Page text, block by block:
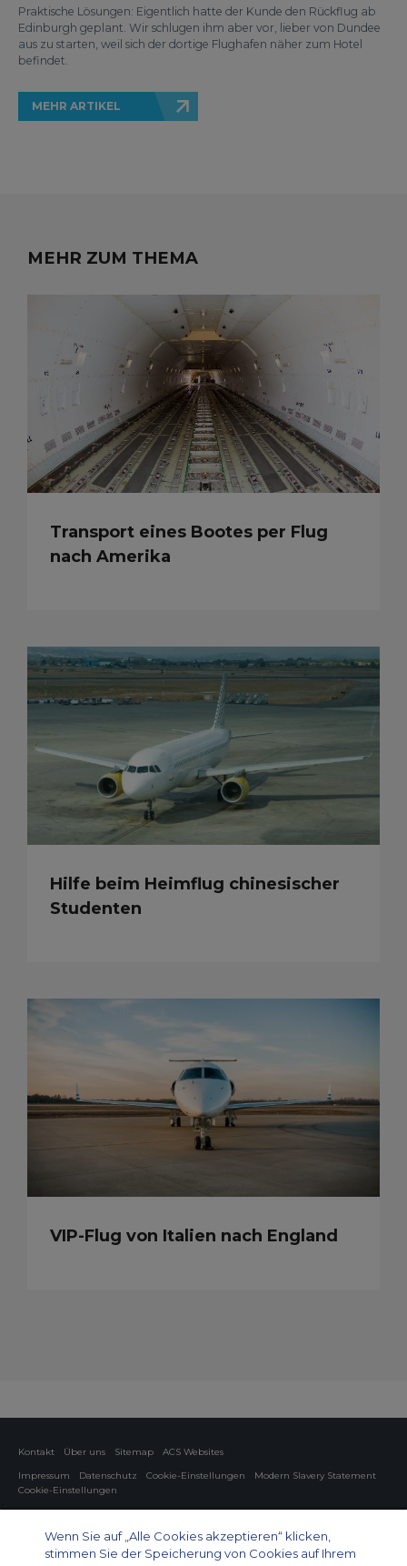
Praktische Lösungen: Eigentlich hatte der Kunde den Rückflug ab
Edinburgh geplant. Wir schlugen ihm aber vor, lieber von Dundee
aus zu starten, weil sich der dortige Flughafen näher zum Hotel
befindet.
MEHR ARTIKEL
MEHR ZUM THEMA
Transport eines Bootes per Flug
nach Amerika
Hilfe beim Heimflug chinesischer
Studenten
VIP-Flug von Italien nach England
Kontakt Über uns Sitemap
ACS Websites
Impressum
Datenschutz Cookie-Einstellungen
Modern Slavery Statement
Cookie-Einstellungen
Charter von Privatflugzeugen
Gruppen-Charterflüge
Cargo Charter
Wenn Sie auf „Alle Cookies akzeptieren“ klicken,
stimmen Sie der Speicherung von Cookies auf Ihrem